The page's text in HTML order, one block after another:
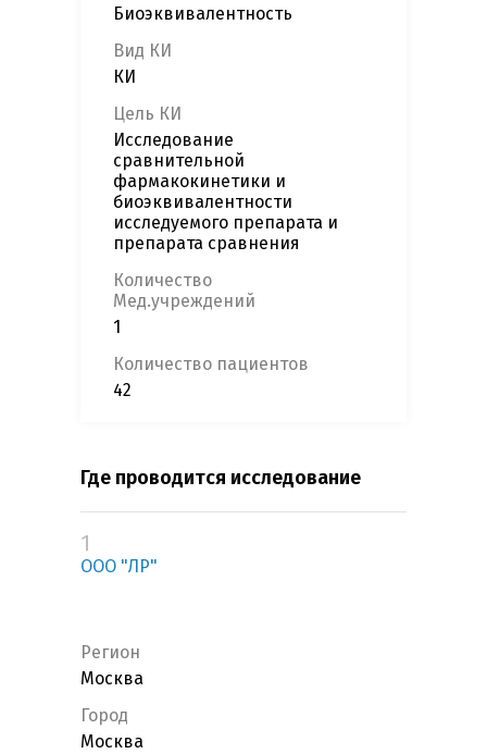
Биоэквивалентность
Вид КИ
КИ
Цель КИ
Исследование
сравнительной
фармакокинетики и
биоэквивалентности
исследуемого препарата и
препарата сравнения
Количество
Мед.учреждений
1
Количество пациентов
42
Где проводится исследование
1
ООО "ЛР"
Регион
Москва
Город
Москва